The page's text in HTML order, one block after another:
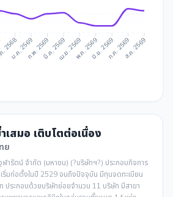
2568
ม.ค. 2569ก.พ. 2569มี.ค. 2569เม.ย. 2569พ.ค. 2569มิ.ย. 2569ก.ค. 2569ส.ค. 2569
สมอ เติบโตต่อเนื่อง
ย
ฬารัตน์ จำกัด (มหาชน) (?บริษัทฯ?) ประกอบกิจการ
เริ่มก่อตั้งในปี 2529 จนถึงปัจจุบัน มีทุนจดทะเบียน
ประกอบด้วยบริษัทย่อยจำนวน 11 บริษัท มีสาขา